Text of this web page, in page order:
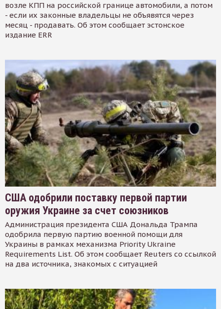
возле КПП на российской границе автомобили, а потом
- если их законные владельцы не объявятся через
месяц - продавать. Об этом сообщает эстонское
издание ERR
США одобрили поставку первой партии
оружия Украине за счет союзников
Администрация президента США Дональда Трампа
одобрила первую партию военной помощи для
Украины в рамках механизма Priority Ukraine
Requirements List. Об этом сообщает Reuters со ссылкой
на два источника, знакомых с ситуацией